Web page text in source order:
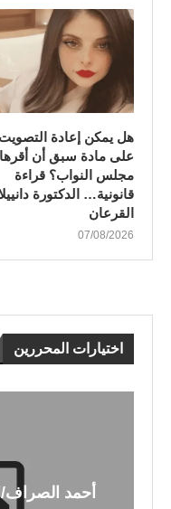
هل يمكن إعادة التصويت
على مادة سبق أن أقرها
مجلس النواب؟ قراءة
قانونية… الدكتورة
القرعان
07/08/2026
اختيارات المحررين
أحمد الصراف/